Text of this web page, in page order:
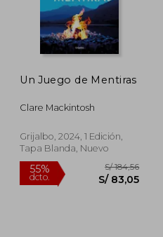
Un Juego de Mentiras
Clare Mackintosh
Grijalbo, 2024, 1 Edición,
Tapa Blanda, Nuevo